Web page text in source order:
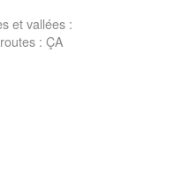
et vallées :
: ÇA